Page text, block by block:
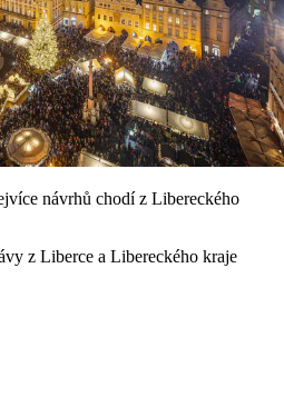
návrhů chodí z Libereckého
z Liberce a Libereckého kraje